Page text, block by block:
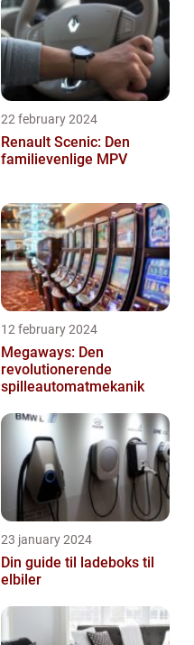
22 february 2024
Renault Scenic: Den
familievenlige MPV
12 february 2024
Megaways: Den
revolutionerende
spilleautomatmekanik
23 january 2024
Din guide til ladeboks til
elbiler